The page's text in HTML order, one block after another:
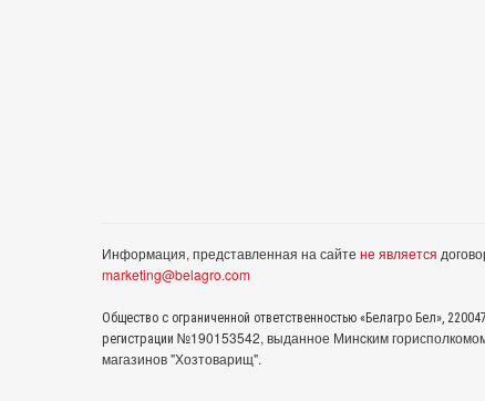
Информация, представленная на сайте не является
marketing@belagro.com
Общество с ограниченной ответственностью «Белагро Бел»,
регистрации №190153542, выданное Минcким
магазинов "Хозтоварищ".